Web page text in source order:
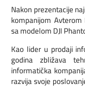
Nakon prezentacije
kompanijom
sa modelom DJI
Kao lider u prodaji
godina zbližava
informatička
razvija svoje